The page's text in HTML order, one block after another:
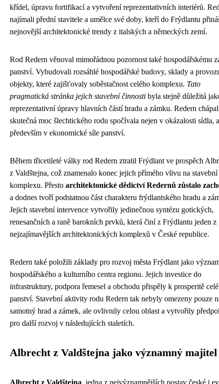
křídel, úpravu fortifikací a vytvoření reprezentativních interiérů.
najímali přední stavitele a umělce své doby, kteří do Frýdlantu
nejnovější architektonické trendy z italských a německých zemí.
Rod Redern věnoval mimořádnou pozornost také hospodářskému
panství. Vybudovali rozsáhlé hospodářské budovy, sklady a
objekty, které zajišťovaly soběstačnost celého komplexu. Tato
pragmatická stránka jejich stavební činnosti byla stejně důležitá
reprezentativní úpravy hlavních částí hradu a zámku. Redern
skutečná moc šlechtického rodu spočívala nejen v okázalosti sídla,
především v ekonomické síle panství.
Během třicetileté války rod Redern ztratil Frýdlant ve prospěch
z Valdštejna, což znamenalo konec jejich přímého vlivu na
komplexu. Přesto architektonické dědictví Redernů zůstalo
a dodnes tvoří podstatnou část charakteru frýdlantského hradu a
Jejich stavební intervence vytvořily jedinečnou syntézu gotických,
renesančních a raně barokních prvků, která činí z Frýdlantu jeden z
nejzajímavějších architektonických komplexů v České republice.
Redern také položili základy pro rozvoj města Frýdlant jako
hospodářského a kulturního centra regionu. Jejich investice do
infrastruktury, podpora řemesel a obchodu přispěly k prosperitě
panství. Stavební aktivity rodu Redern tak nebyly omezeny pouze
samotný hrad a zámek, ale ovlivnily celou oblast a vytvořily
pro další rozvoj v následujících staletích.
Albrecht z Valdštejna jako významný majitel